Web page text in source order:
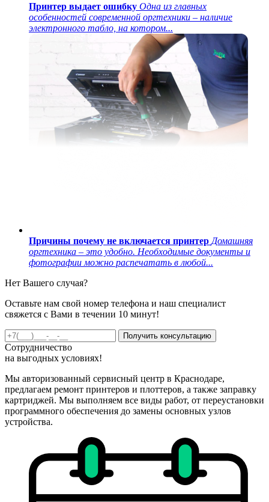
Принтер выдает ошибку Одна из главных
особенностей современной оргтехники – наличие
электронного табло, на котором...
Причины почему не включается принтер Домашняя
оргтехника – это удобно. Необходимые документы и
фотографии можно распечатать в любой...
Нет Вашего случая?
Оставьте нам свой номер телефона и наш специалист
свяжется с Вами в течении 10 минут!
Получить консультацию
Сотрудничество
на выгодных условиях!
Мы авторизованный сервисный центр в Краснодаре,
предлагаем ремонт принтеров и плоттеров, а также заправку
картриджей. Мы выполняем все виды работ, от переустановки
программного обеспечения до замены основных узлов
устройства.